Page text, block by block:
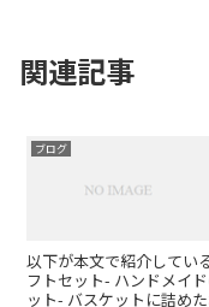
関連記事
ブログ
以下が本文で紹介してい
フトセット- ハンドメイ
ット- バスケットに詰め